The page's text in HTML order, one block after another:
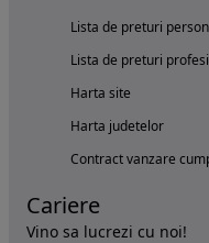
Lista de preturi
Lista de preturi
Harta site
Harta judetelor
Contract vanzare
Cariere
Vino sa lucrezi cu noi!